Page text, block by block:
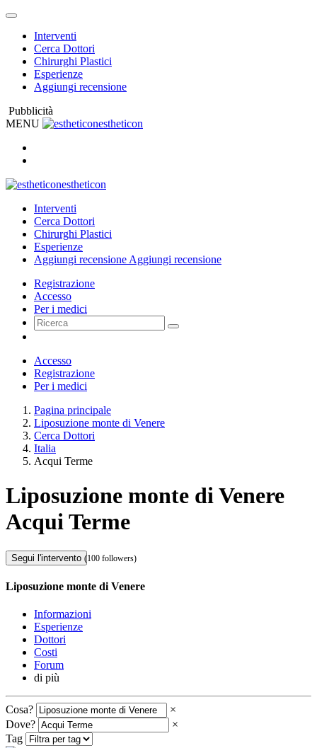
Interventi
Cerca Dottori
Chirurghi Plastici
Esperienze
Aggiungi recensione
Pubblicità
MENU
estheticon
estheticon
Interventi
Cerca Dottori
Chirurghi Plastici
Esperienze
Aggiungi recensione Aggiungi recensione
Registrazione
Accesso
Per i medici
Accesso
Registrazione
Per i medici
Pagina principale
Liposuzione monte di Venere
Cerca Dottori
Italia
Acqui Terme
Liposuzione monte di Venere
Acqui Terme
Segui l'intervento (100 followers)
Liposuzione monte di Venere
Informazioni
Esperienze
Dottori
Costi
Forum
di più
Cosa?
×
Dove?
×
Tag